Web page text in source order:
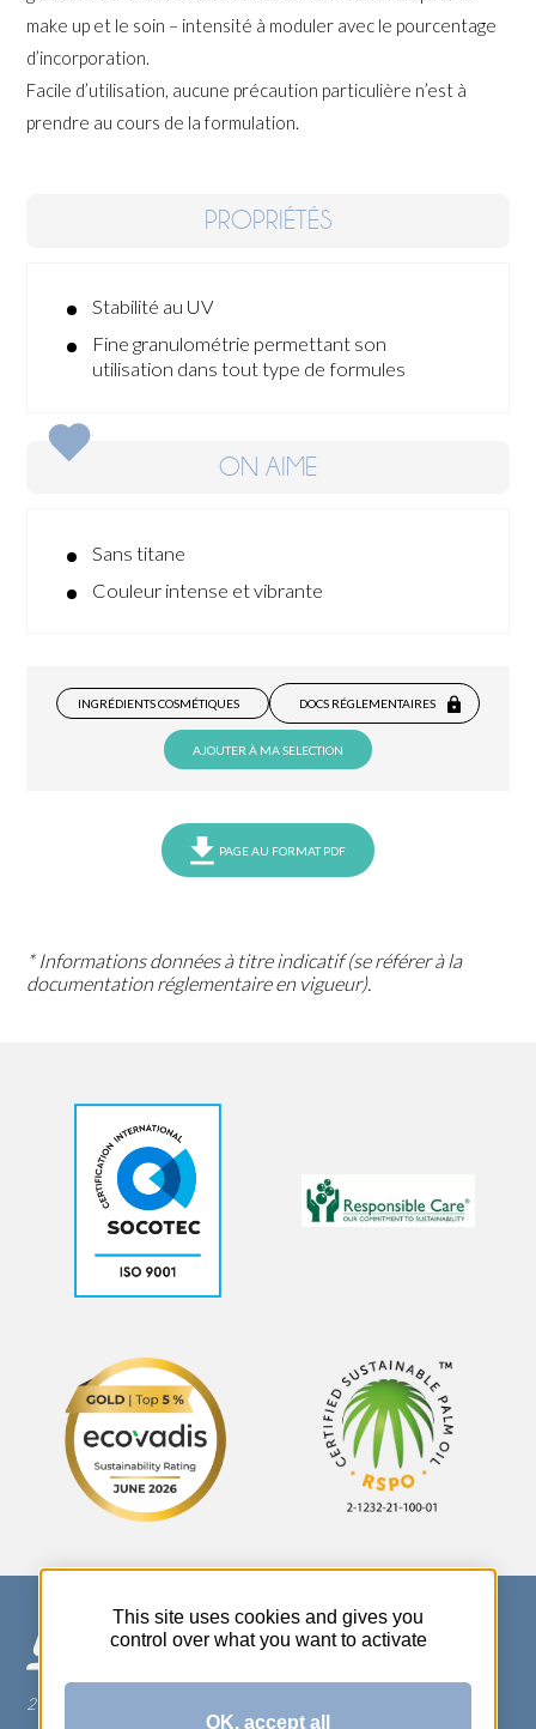
make up et le soin – intensité à moduler avec le pourcentage
d’incorporation.
Facile d’utilisation, aucune précaution particulière n’est à
prendre au cours de la formulation.
PROPRIÉTÉS
Stabilité au UV
Fine granulométrie permettant son
utilisation dans tout type de formules
ON AIME
Sans titane
Couleur intense et vibrante
INGRÉDIENTS COSMÉTIQUES DOCS RÉGLEMENTAIRES
AJOUTER À MA SELECTION
PAGE AU FORMAT PDF
* Informations données à titre indicatif (se référer à la
documentation réglementaire en vigueur).
270 Rue Thérèse Planiol - 37310 TAUXIGNY
This site uses cookies and gives you
control over what you want to activate
OK, accept all